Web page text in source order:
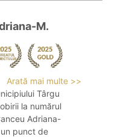
M.
Arată mai multe >>
Târgu
la numărul
Adriana-
punct de